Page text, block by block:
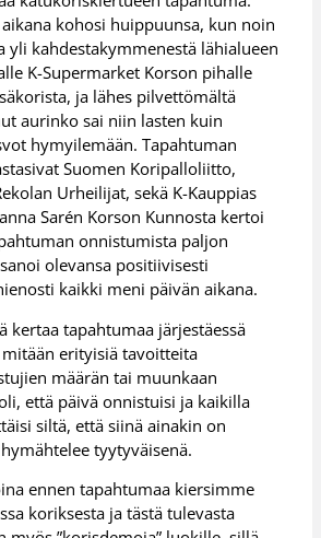
kohosi huippuunsa, kun noin
yli kahdestakymmenestä lähialueen
K-Supermarket Korson pihalle
ja lähes pilvettömältä
aurinko sai niin lasten kuin
hymyilemään. Tapahtuman
Suomen Koripalloliitto,
Urheilijat, sekä K-Kauppias
Sarén Korson Kunnosta kertoi
onnistumista paljon
olevansa positiivisesti
kaikki meni päivän aikana.
kertaa tapahtumaa järjestäessä
erityisiä tavoitteita
määrän tai muunkaan
että päivä onnistuisi ja kaikilla
siltä, että siinä ainakin on
tyytyväisenä.
ennen tapahtumaa kiersimme
koriksesta ja tästä tulevasta